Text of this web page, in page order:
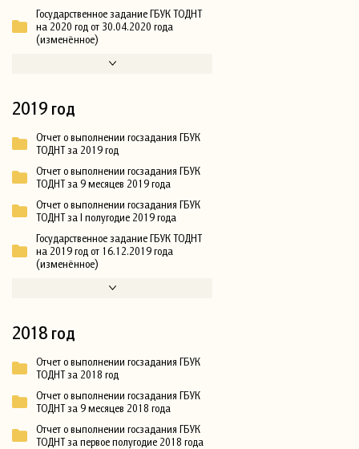
Государственное задание ГБУК ТОДНТ
на 2020 год от 30.04.2020 года
(изменённое)
2019 год
Отчет о выполнении госзадания ГБУК
ТОДНТ за 2019 год
Отчет о выполнении госзадания ГБУК
ТОДНТ за 9 месяцев 2019 года
Отчет о выполнении госзадания ГБУК
ТОДНТ за I полугодие 2019 года
Государственное задание ГБУК ТОДНТ
на 2019 год от 16.12.2019 года
(изменённое)
2018 год
Отчет о выполнении госзадания ГБУК
ТОДНТ за 2018 год
Отчет о выполнении госзадания ГБУК
ТОДНТ за 9 месяцев 2018 года
Отчет о выполнении госзадания ГБУК
ТОДНТ за первое полугодие 2018 года